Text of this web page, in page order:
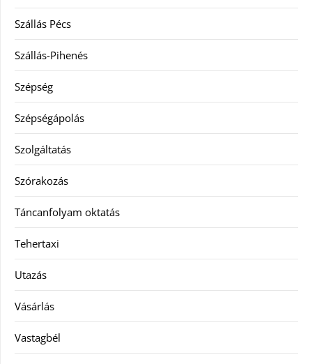
Szállás Pécs
Szállás-Pihenés
Szépség
Szépségápolás
Szolgáltatás
Szórakozás
Táncanfolyam oktatás
Tehertaxi
Utazás
Vásárlás
Vastagbél